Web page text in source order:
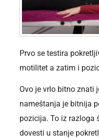
Prvo se testira
motilitet a zatim i
Ovo je vrlo bitno znati
nameštanja je bitnija
pozicija. To iz razloga
dovesti u stanje